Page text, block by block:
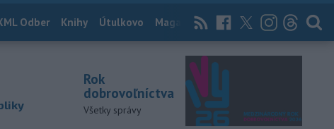
Odber Knihy Útulkovo Magazín News Now Archív
Rok
dobrovoľníctva
Všetky správy